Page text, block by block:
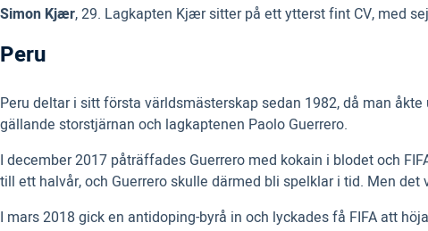
Simon Kjær, 29. Lagkapten Kjær sitter på ett ytterst fint CV, med
Peru
Peru deltar i sitt första världsmästerskap sedan 1982, då man
gällande storstjärnan och lagkaptenen Paolo Guerrero.
I december 2017 påträffades Guerrero med kokain i blodet och
till ett halvår, och Guerrero skulle därmed bli spelklar i tid. Men det
I mars 2018 gick en antidoping-byrå in och lyckades få FIFA att